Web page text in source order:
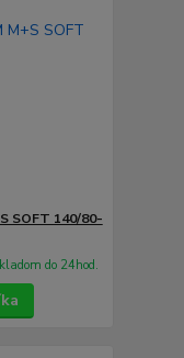
SOFT 140/80-
do 24hod.